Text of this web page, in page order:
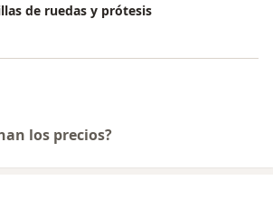
de ruedas y prótesis
los precios?